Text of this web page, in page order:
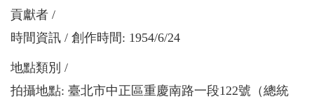
貢獻者
時間資訊
創作時間: 1954/6/24
地點類別
拍攝地點: 臺北市中正區重慶南路一段122號（總統